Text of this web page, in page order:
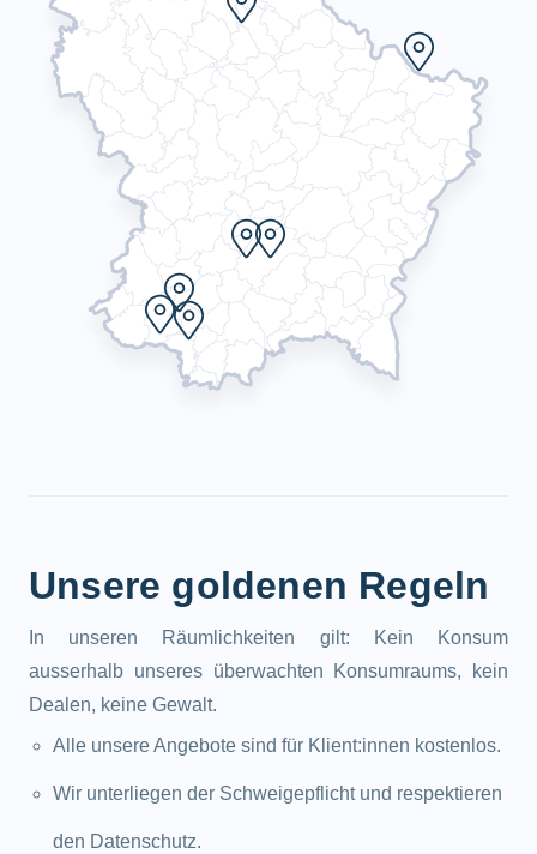
Unsere goldenen Regeln
In unseren Räumlichkeiten gilt: Kein Konsum
ausserhalb unseres überwachten Konsumraums, kein
Dealen, keine Gewalt.
Alle unsere Angebote sind für Klient:innen kostenlos.
Wir unterliegen der Schweigepflicht und respektieren
den Datenschutz.